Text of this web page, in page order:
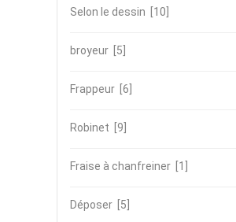
Selon le dessin [10]
broyeur [5]
Frappeur [6]
Robinet [9]
Fraise à chanfreiner [1]
Déposer [5]